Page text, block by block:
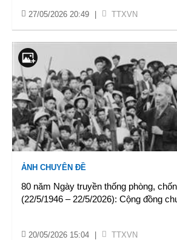
27/05/2026 20:49 TTXVN
ẢNH CHUYÊN ĐỀ
80 năm Ngày truyền thống phòng,
(22/5/1946 – 22/5/2026): Cộng đồng
20/05/2026 15:04 TTXVN